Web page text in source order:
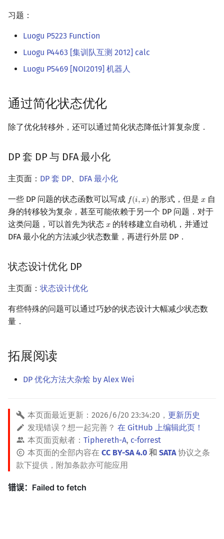
习题：
Luogu P5223 Function
Luogu P4463 [集训队互测 2012] calc
Luogu P5469 [NOI2019] 机器人
通过简化状态优化
除了优化转移外，还可以通过简化状态降低计算复杂度．
DP 套 DP 与 DFA 最小化
主页面： DP 套 DP、 DFA 最小化
一些 DP 问题的状态函数可以写成 𝑓(𝑖,𝑥)
f(i,x) 的形式，但是𝑥
x 自
身的转移较为复杂，甚至可能依赖于另一个 DP 问题．对于
这类问题，可以首先为状态 𝑥
x 的转移建立自动机，并通过
DFA 最小化的方法减少状态数量，再进行外层 DP．
状态设计优化 DP
主页面： 状态设计优化
有些特殊的问题可以通过巧妙的状态设计大幅减少状态数
量．
拓展阅读
DP 优化方法大杂烩 by Alex Wei
本页面最近更新： 2026/6/20 23:34:20 ， 更新历史
发现错误？想一起完善？ 在 GitHub 上编辑此页！
本页面贡献者： Tiphereth-A, c-forrest
本页面的全部内容在 CC BY-SA 4.0 和 SATA协议之条
款下提供，附加条款亦可能应用